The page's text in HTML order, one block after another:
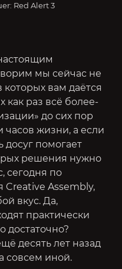
Red Alert 3
мы сейчас не
которых вам даётся
как раз всё более-
до сих пор
часов жизни, а если
досуг помогает
решения нужно
сегодня по
Creative Assembly,
вкус. Да,
практически
достаточно?
десять лет назад
совсем иной.